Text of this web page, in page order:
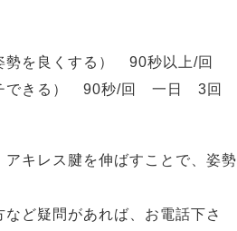
勢を良くする） 90秒以上/回
チできる） 90秒/回 一日 3回
レス腱を伸ばすことで、姿勢
ど疑問があれば、お電話下さ